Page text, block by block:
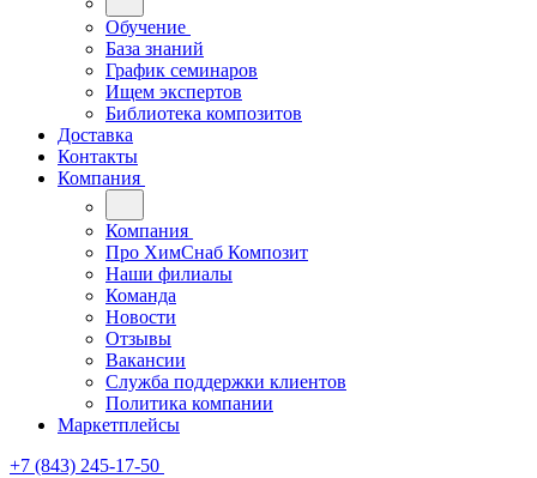
Обучение
База знаний
График семинаров
Ищем экспертов
Библиотека композитов
Доставка
Контакты
Компания
Компания
Про ХимСнаб Композит
Наши филиалы
Команда
Новости
Отзывы
Вакансии
Служба поддержки клиентов
Политика компании
Маркетплейсы
+7 (843) 245-17-50